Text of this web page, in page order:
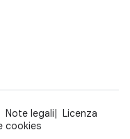
Note legali
Licenza
cookies